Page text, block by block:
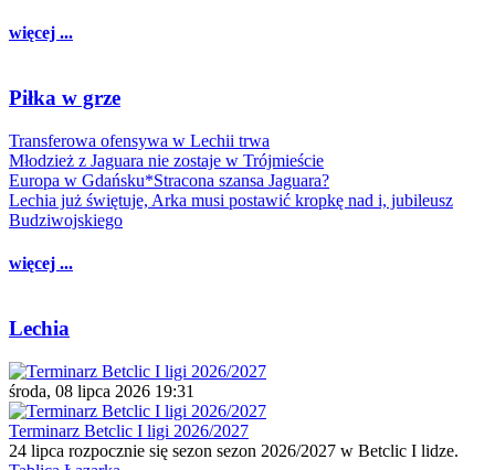
więcej ...
Piłka w grze
Transferowa ofensywa w Lechii trwa
Młodzież z Jaguara nie zostaje w Trójmieście
Europa w Gdańsku*Stracona szansa Jaguara?
Lechia już świętuje, Arka musi postawić kropkę nad i, jubileusz
Budziwojskiego
więcej ...
Lechia
środa, 08 lipca 2026 19:31
Terminarz Betclic I ligi 2026/2027
24 lipca rozpocznie się sezon sezon 2026/2027 w Betclic I lidze.